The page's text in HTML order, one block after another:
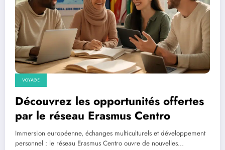
VOYAGE
Découvrez les opportunités offertes
par le réseau Erasmus Centro
Immersion européenne, échanges multiculturels et développement
personnel : le réseau Erasmus Centro ouvre de nouvelles…